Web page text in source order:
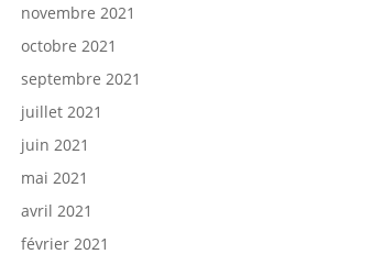
novembre 2021
octobre 2021
septembre 2021
juillet 2021
juin 2021
mai 2021
avril 2021
février 2021